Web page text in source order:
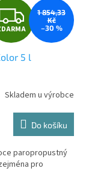
Z
D
A
R
M
A
1 854,33
Kč
–30 %
5 l
Skladem u výrobce
Do košíku
paropropustný
pro